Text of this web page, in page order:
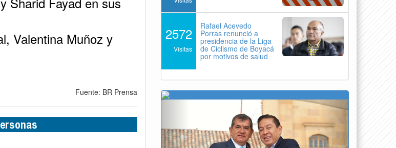
Valentina Muñoz y
Fuente: BR Prensa
2572
Visitas
Rafael Acevedo
Porras renunció a
presidencia de la Liga
de Ciclismo de Boyacá
por motivos de salud
Next